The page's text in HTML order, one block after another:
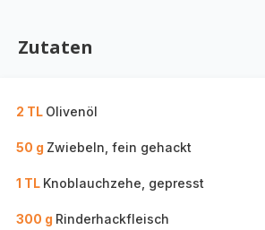
Zutaten
2 TL Olivenöl
50 g Zwiebeln, fein gehackt
1 TL Knoblauchzehe, gepresst
300 g Rinderhackfleisch